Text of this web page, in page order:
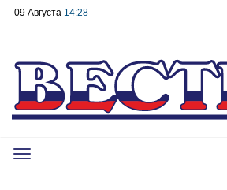
09 Августа 14:28
Toggle